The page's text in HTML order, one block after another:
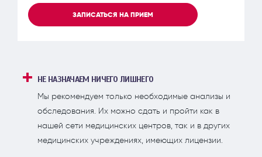
ЗАПИСАТЬСЯ НА ПРИЕМ
НЕ НАЗНАЧАЕМ НИЧЕГО ЛИШНЕГО
Мы рекомендуем только необходимые анализы и
обследования. Их можно сдать и пройти как в
нашей сети медицинских центров, так и в других
медицинских учреждениях, имеющих лицензии.